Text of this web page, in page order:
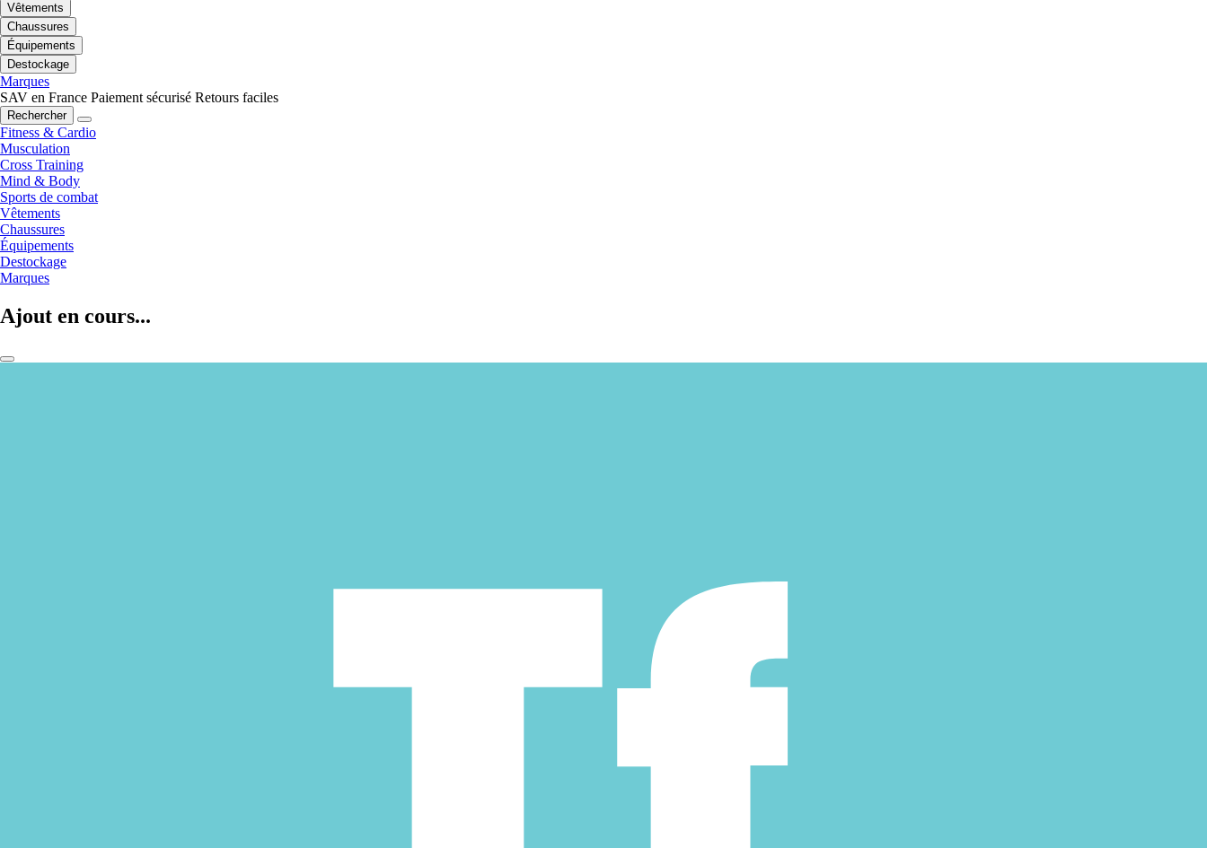
Vêtements
Chaussures
Équipements
Destockage
Marques
SAV en France Paiement sécurisé Retours faciles
Rechercher
Fitness & Cardio
Musculation
Cross Training
Mind & Body
Sports de combat
Vêtements
Chaussures
Équipements
Destockage
Marques
Ajout en cours...